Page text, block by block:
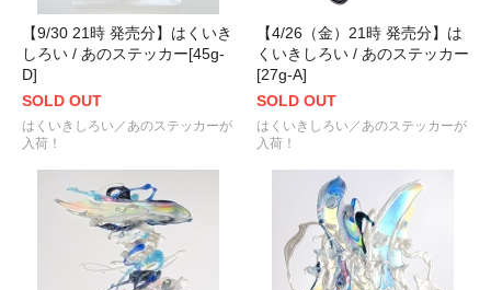
【9/30 21時 発売分】はくいき
しろい / あのステッカー[45g-
D]
SOLD OUT
はくいきしろい／あのステッカーが
入荷！
【4/26（金）21時 発売分】は
くいきしろい / あのステッカー
[27g-A]
SOLD OUT
はくいきしろい／あのステッカーが
入荷！